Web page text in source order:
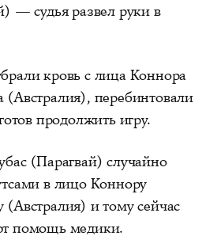
— судья развел руки в
кровь с лица Коннора
(Австралия), перебинтовали
продолжить игру.
(Парагвай) случайно
в лицо Коннору
и тому сейчас
помощь медики.